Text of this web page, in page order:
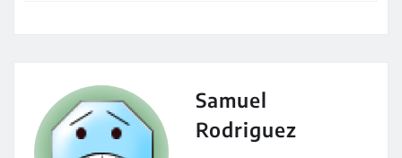
Samuel
Rodriguez